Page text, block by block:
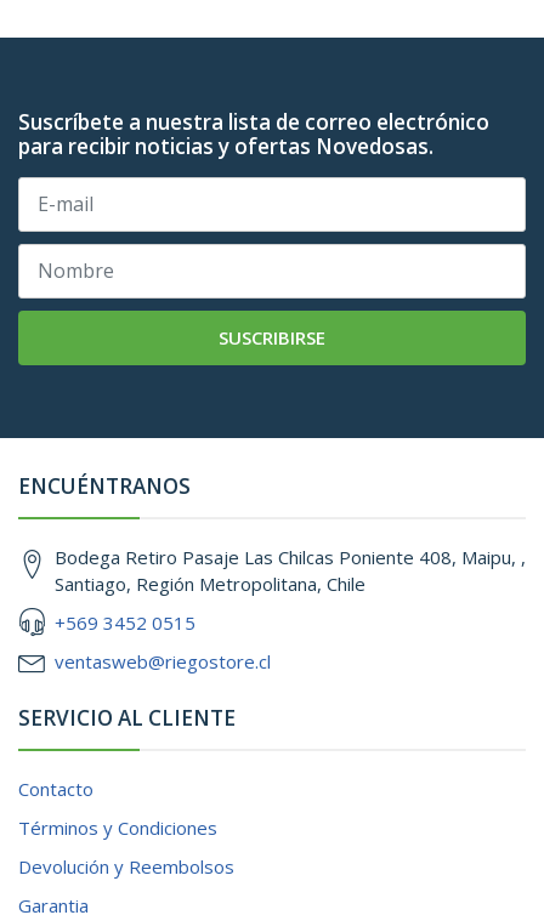
Suscríbete a nuestra lista de correo electrónico
para recibir noticias y ofertas Novedosas.
SUSCRIBIRSE
ENCUÉNTRANOS
Bodega Retiro Pasaje Las Chilcas Poniente 408, Maipu, ,
Santiago, Región Metropolitana, Chile
+569 3452 0515
ventasweb@riegostore.cl
SERVICIO AL CLIENTE
Contacto
Términos y Condiciones
Devolución y Reembolsos
Garantia